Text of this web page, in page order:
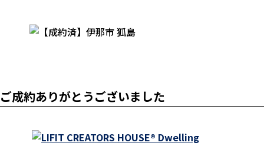
ご成約ありがとうございました